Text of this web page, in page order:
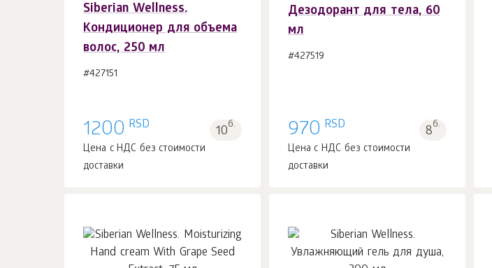
Siberian Wellness.
Кондиционер для объема
волос, 250 мл
#427151
1200 RSD 10б.
Цена с НДС без стоимости
доставки
В корзину 1шт.
Дезодорант для тела, 60
мл
#427519
970 RSD 8б.
Цена с НДС без стоимости
доставки